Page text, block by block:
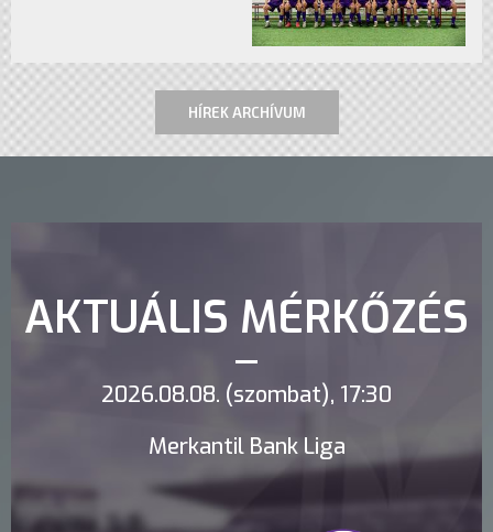
HÍREK ARCHÍVUM
AKTUÁLIS MÉRKŐZÉS
2026.08.08. (szombat), 17:30
Merkantil Bank Liga